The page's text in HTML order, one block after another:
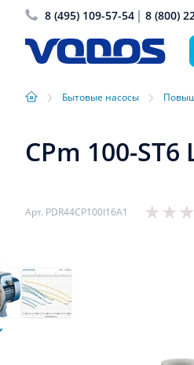
8 (495) 109-57-54 8 (800)
› Бытовые насосы ›
CPm 100-
Арт. PDR44CP100I16A1